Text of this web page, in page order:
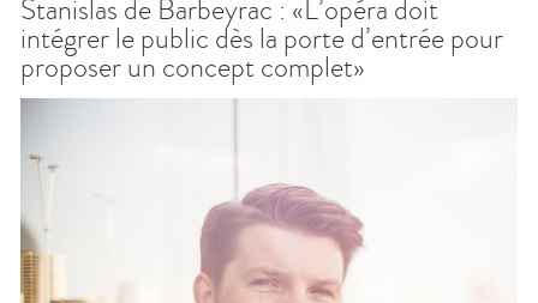
Stanislas de Barbeyrac : «L’opéra doit
intégrer le public dès la porte d’entrée pour
proposer un concept complet»